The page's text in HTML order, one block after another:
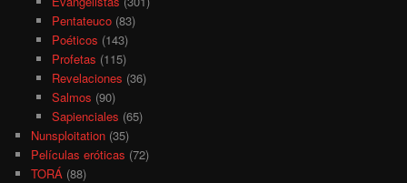
Pentateuco(83)
Poéticos (143)
Profetas (115)
Revelaciones (36)
Salmos (90)
Sapienciales (65)
Nunsploitation (35)
Películas eróticas (72)
TORÁ (88)